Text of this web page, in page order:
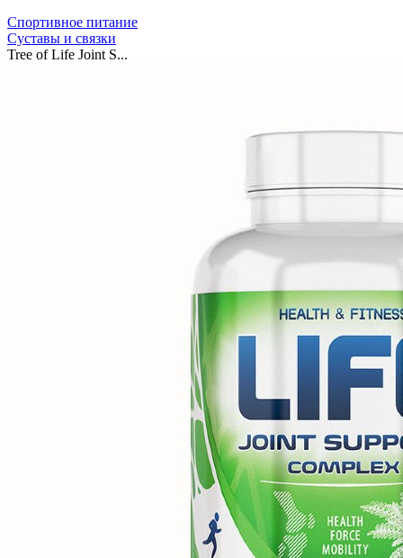
Спортивное питание
Суставы и связки
Tree of Life Joint S...